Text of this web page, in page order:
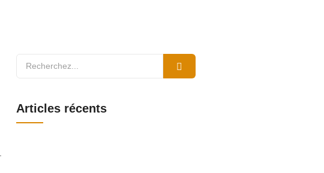
Articles récents